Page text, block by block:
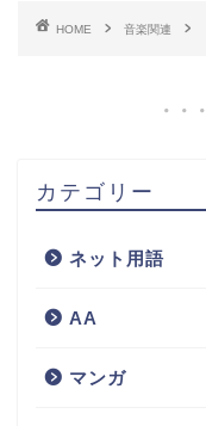
HOME 音楽関連
カテゴリー
ネット用語
AA
マンガ